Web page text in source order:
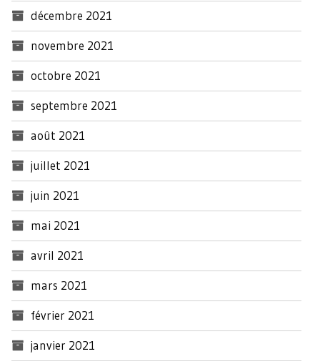
décembre 2021
novembre 2021
octobre 2021
septembre 2021
août 2021
juillet 2021
juin 2021
mai 2021
avril 2021
mars 2021
février 2021
janvier 2021